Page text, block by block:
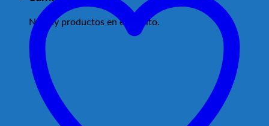
No hay productos en el carrito.